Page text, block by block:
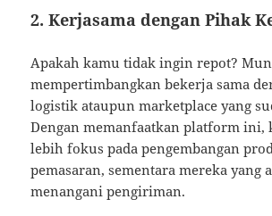
2. Kerjasama dengan Pihak
Apakah kamu tidak ingin repot?
mempertimbangkan bekerja sama
logistik ataupun marketplace yang
Dengan memanfaatkan platform ini,
lebih fokus pada pengembangan
pemasaran, sementara mereka yang
menangani pengiriman.